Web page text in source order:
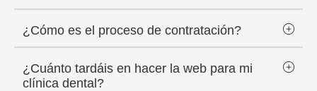
¿Cómo es el proceso de contratación?
¿Cuánto tardáis en hacer la web para mi
clínica dental?